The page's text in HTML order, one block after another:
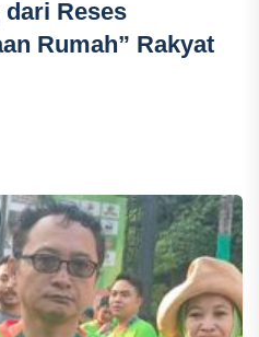
Reses
Rumah” Rakyat